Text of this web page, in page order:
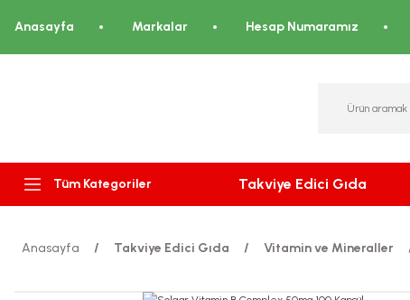
Anasayfa Markalar Hesap Numaramız
Tüm Kategoriler Takviye Edici Gıda
Anasayfa Takviye Edici Gıda Vitamin ve Mineraller